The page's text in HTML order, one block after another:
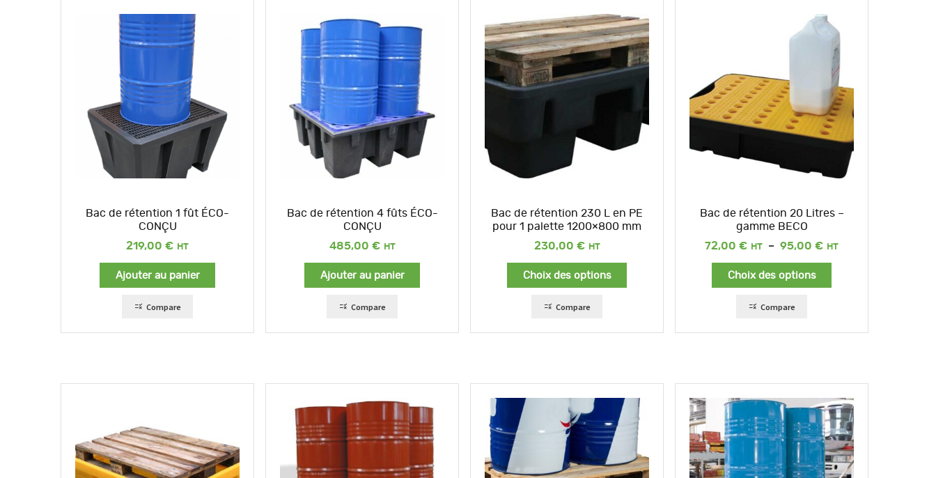
Bac de rétention 1 fût ÉCO-
CONÇU
219,00 €
Ajouter au panier
Compare
Bac de rétention 4 fûts ÉCO-
CONÇU
485,00 €
Ajouter au panier
Compare
Bac de rétention 230 L en PE
pour 1 palette 1200×800 mm
230,00 €
Choix des options
Compare
Bac de rétention 20 Litres –
gamme BECO
72,00 € – 95,00 €
Plage
Choix des options
Compare